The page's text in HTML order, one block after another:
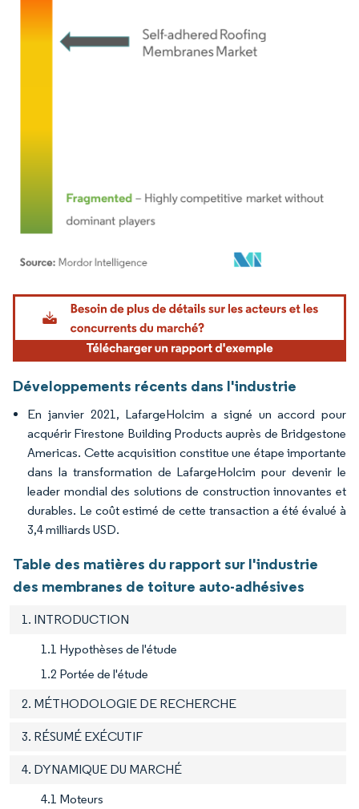
Image © Mordor Intelligence. La réutilisation nécessite une attribution sous CC BY
Développements récents dans l'industrie
En janvier 2021, LafargeHolcim a signé un accord pour
acquérir Firestone Building Products auprès de Bridgestone
Americas. Cette acquisition constitue une étape importante
dans la transformation de LafargeHolcim pour devenir le
leader mondial des solutions de construction innovantes et
durables. Le coût estimé de cette transaction a été évalué à
3,4 milliards USD.
Table des matières du rapport sur l'industrie
des membranes de toiture auto-adhésives
1. INTRODUCTION
1.1 Hypothèses de l'étude
1.2 Portée de l'étude
2. MÉTHODOLOGIE DE RECHERCHE
3. RÉSUMÉ EXÉCUTIF
4. DYNAMIQUE DU MARCHÉ
4.1 Moteurs